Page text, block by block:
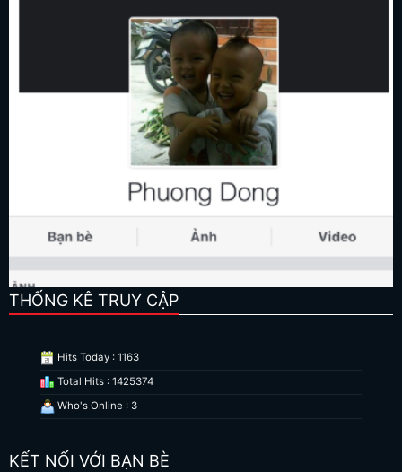
THỐNG KÊ TRUY CẬP
Hits Today : 1163
Total Hits : 1425374
Who's Online : 3
KẾT NỐI VỚI BẠN BÈ